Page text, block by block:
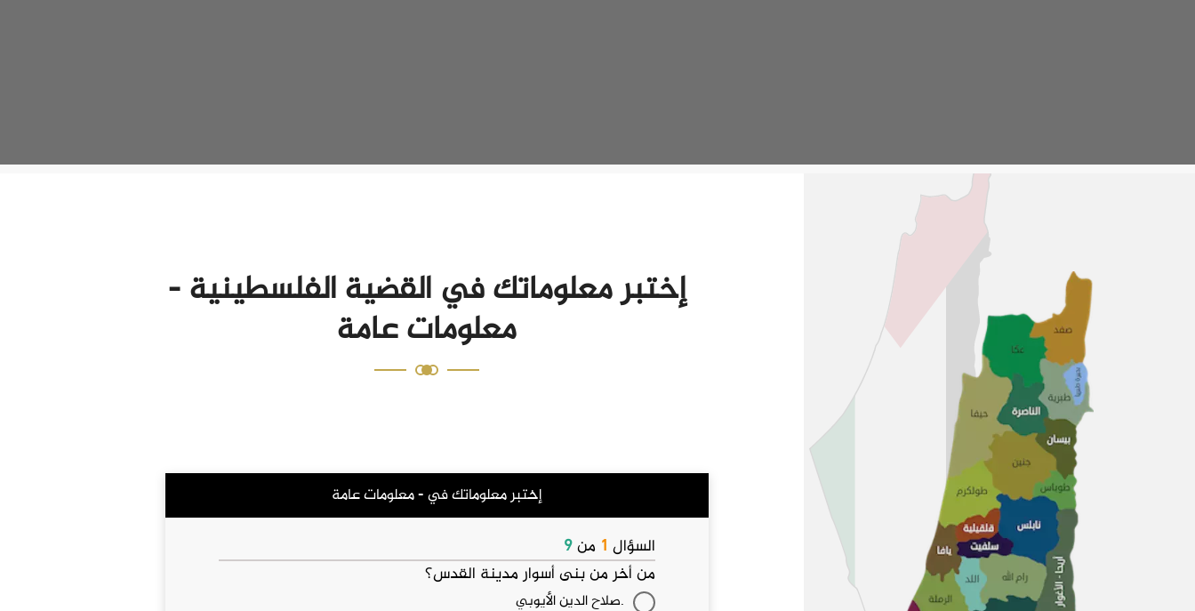
إختبر معلوماتك في القضية الفلسطينية -
معلومات عامة
إختبر معلوماتك في - معلومات عامة
السؤال 1 من9
من أخر من بنى أسوار مدينة القدس؟
صلاح الدين الأيوبي.